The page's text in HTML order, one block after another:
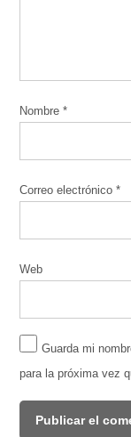
Nombre*
Correo electrónico*
Web
Guarda mi
para la próxima vez